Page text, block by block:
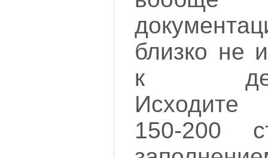
близко не
к
Исходите
150-200